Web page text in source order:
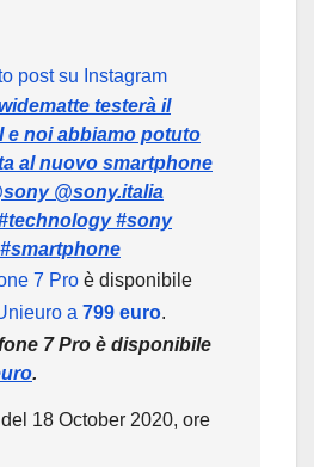
post su Instagram
testerà il
e noi abbiamo potuto
al nuovo smartphone
@sony.italia
#sony
7 Pro è disponibile
a 799 euro.
7 Pro è disponibile
.
18 October 2020, ore